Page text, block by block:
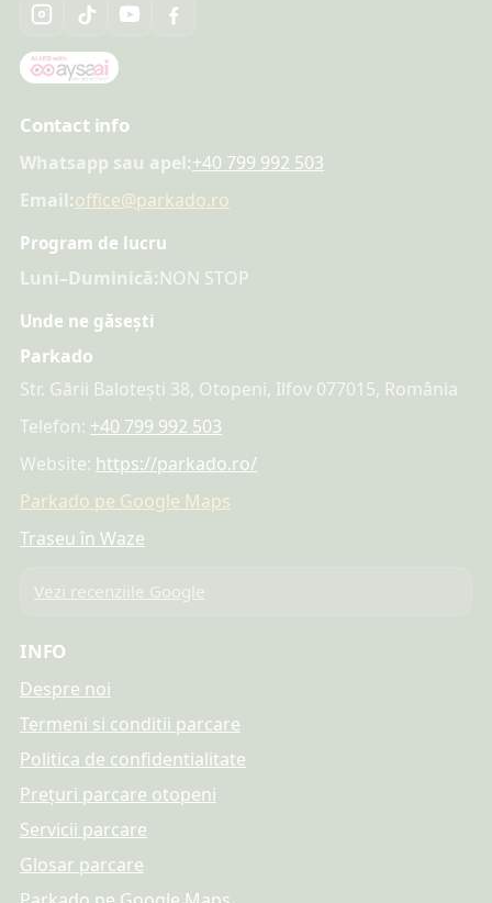
Contact info
Whatsapp sau apel:+40 799 992 503
Email:office@parkado.ro
Program de lucru
Luni–Duminică:NON STOP
Unde ne găsești
Parkado
Str. Gării Balotești 38, Otopeni, Ilfov 077015, România
Telefon: +40 799 992 503
Website: https://parkado.ro/
Parkado pe Google Maps
Traseu în Waze
Vezi recenziile Google
INFO
Despre noi
Termeni si conditii parcare
Politica de confidentialitate
Prețuri parcare otopeni
Servicii parcare
Glosar parcare